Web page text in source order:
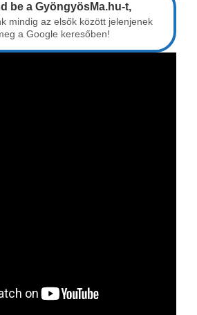
be a GyöngyösMa.hu-t,
mindig az elsők között jelenjenek
a Google keresőben!